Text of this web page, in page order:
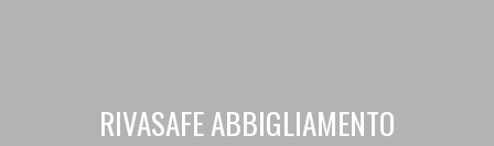
RIVASAFE ABBIGLIAMENTO